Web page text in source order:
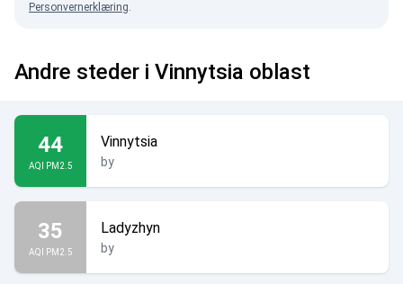
Personvernerklæring.
Andre steder i Vinnytsia oblast
44
AQI PM2.5
Vinnytsia
by
35
AQI PM2.5
Ladyzhyn
by